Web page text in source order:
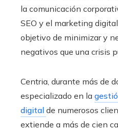
la comunicación
SEO y el marketing
objetivo de minimizar y
negativos que una crisis
Centria, durante más de
especializado en la
digital de numerosos
extiende a más de cien